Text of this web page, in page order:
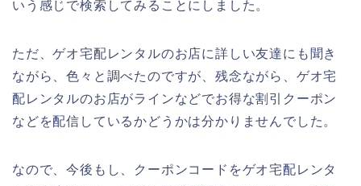
いう感じで検索してみることにしました。
ただ、ゲオ宅配レンタルのお店に詳しい友達にも聞き
ながら、色々と調べたのですが、残念ながら、ゲオ宅
配レンタルのお店がラインなどでお得な割引クーポン
などを配信しているかどうかは分かりませんでした。
なので、今後もし、クーポンコードをゲオ宅配レンタ